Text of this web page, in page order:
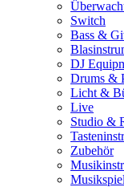
Switch
Bass &
DJ
Drums &
Licht &
Live
Studio &
Zubehör